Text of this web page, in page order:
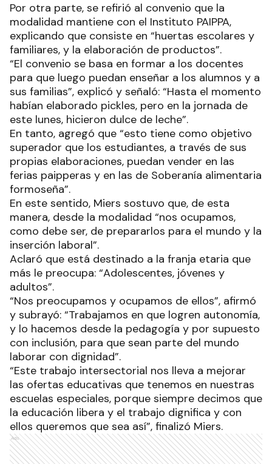
Por otra parte, se refirió al convenio que la
modalidad mantiene con el Instituto PAIPPA,
explicando que consiste en “huertas escolares y
familiares, y la elaboración de productos”.
“El convenio se basa en formar a los docentes
para que luego puedan enseñar a los alumnos y a
sus familias”, explicó y señaló: “Hasta el momento
habían elaborado pickles, pero en la jornada de
este lunes, hicieron dulce de leche”.
En tanto, agregó que “esto tiene como objetivo
superador que los estudiantes, a través de sus
propias elaboraciones, puedan vender en las
ferias paipperas y en las de Soberanía alimentaria
formoseña”.
En este sentido, Miers sostuvo que, de esta
manera, desde la modalidad “nos ocupamos,
como debe ser, de prepararlos para el mundo y la
inserción laboral”.
Aclaró que está destinado a la franja etaria que
más le preocupa: “Adolescentes, jóvenes y
adultos”.
“Nos preocupamos y ocupamos de ellos”, afirmó
y subrayó: “Trabajamos en que logren autonomía,
y lo hacemos desde la pedagogía y por supuesto
con inclusión, para que sean parte del mundo
laborar con dignidad”.
“Este trabajo intersectorial nos lleva a mejorar
las ofertas educativas que tenemos en nuestras
escuelas especiales, porque siempre decimos que
la educación libera y el trabajo dignifica y con
ellos queremos que sea así”, finalizó Miers.
Ads